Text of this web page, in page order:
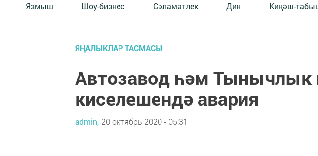
Язмыш Шоу-бизнес Сәламәтлек Дин Киңәш-
ЯҢАЛЫКЛАР ТАСМАСЫ
Автозавод һәм Тынычлык
киселешендә авария
admin, 20 октябрь 2020 - 05:31